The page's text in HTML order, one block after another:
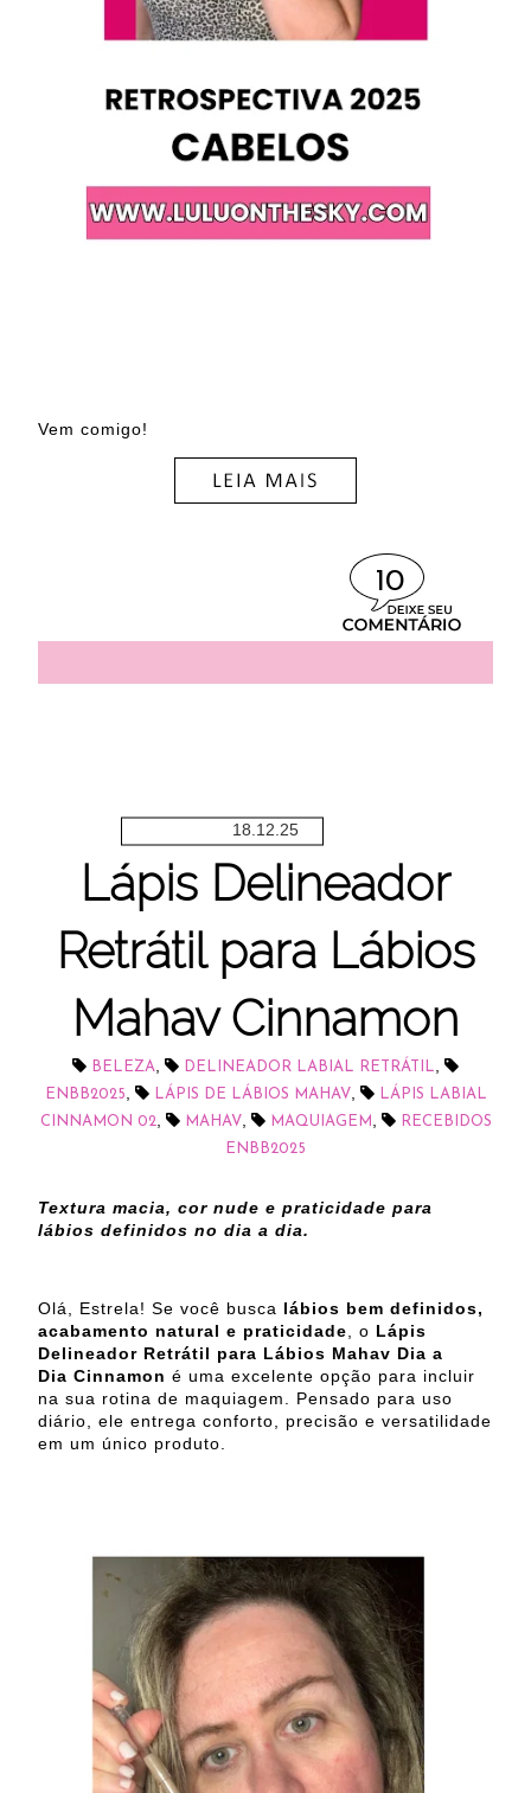
Vem comigo!
10
18.12.25
Lápis Delineador
Retrátil para Lábios
Mahav Cinnamon
BELEZA, DELINEADOR LABIAL RETRÁTIL,
ENBB2025, LÁPIS DE LÁBIOS MAHAV,
LÁPIS LABIAL
CINNAMON 02, MAHAV, MAQUIAGEM ,
RECEBIDOS
ENBB2025
Textura macia, cor nude e praticidade para
lábios definidos no dia a dia.
Olá, Estrela! Se você busca lábios bem definidos,
acabamento natural e praticidade, o Lápis
Delineador Retrátil para Lábios Mahav Dia a
Dia Cinnamon é uma excelente opção para incluir
na sua rotina de maquiagem. Pensado para uso
diário, ele entrega conforto, precisão e versatilidade
em um único produto.